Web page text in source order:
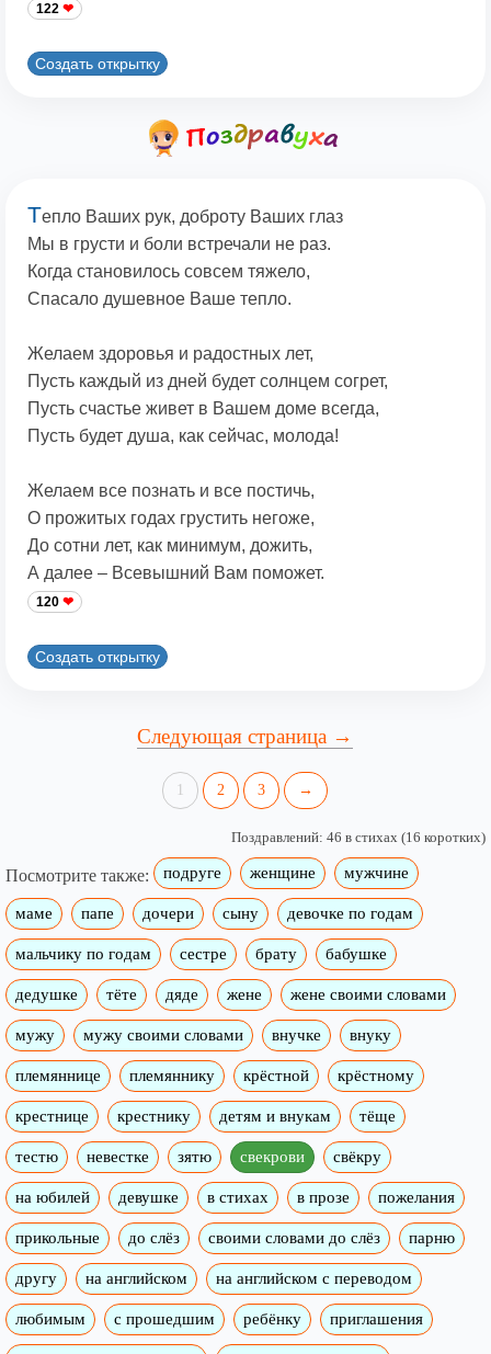
122
Создать открытку
Тепло Ваших рук, доброту Ваших глаз
Мы в грусти и боли встречали не раз.
Когда становилось совсем тяжело,
Спасало душевное Ваше тепло.
Желаем здоровья и радостных лет,
Пусть каждый из дней будет солнцем согрет,
Пусть счастье живет в Вашем доме всегда,
Пусть будет душа, как сейчас, молода!
Желаем все познать и все постичь,
О прожитых годах грустить негоже,
До сотни лет, как минимум, дожить,
А далее – Всевышний Вам поможет.
120
Создать открытку
Следующая страница →
1 2 3 →
Поздравлений: 46 в стихах (16 коротких)
Посмотрите также: подруге женщине мужчине
маме папе дочери сыну девочке по годам
мальчику по годам сестре брату бабушке
дедушке тёте дяде жене жене своими словами
мужу мужу своими словами внучке внуку
племяннице племяннику крёстной крёстному
крестнице крестнику детям и внукам тёще
тестю невестке зятю свекрови свёкру
на юбилей девушке в стихах в прозе пожелания
прикольные до слёз своими словами до слёз парню
другу на английском на английском с переводом
любимым с прошедшим ребёнку приглашения